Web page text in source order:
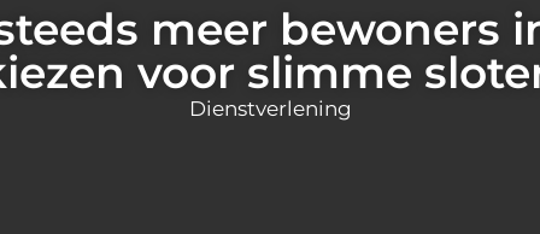
meer bewoners
voor slimme
Dienstverlening